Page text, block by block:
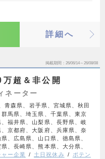
詳細へ
掲載期間 26/06/14～26/08/08
超＆非公開
ネーター
青森県、岩手県、宮城県、秋田
馬県、埼玉県、千葉県、東京
福井県、山梨県、長野県、岐
京都府、大阪府、兵庫県、奈
、広島県、山口県、徳島県、
、長崎県、熊本県、大分県、
ー企業 土日祝休み
ポテン